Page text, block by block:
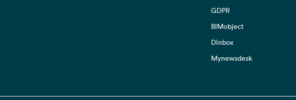
GDPR
BIMobject
Dinbox
Mynewsdesk